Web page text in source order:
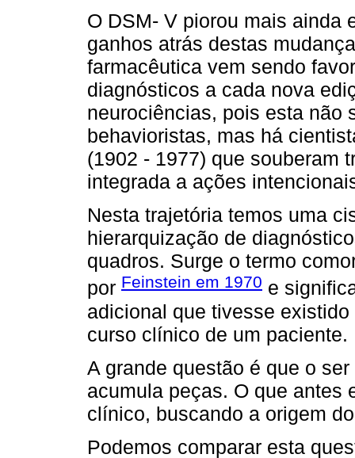
O DSM- V piorou mais ainda
ganhos atrás destas
farmacêutica vem sendo
diagnósticos a cada nova
neurociências, pois esta não
behavioristas, mas há
(1902 - 1977) que souberam
integrada a ações
Nesta trajetória temos uma
hierarquização de
quadros. Surge o termo
por Feinstein em 1970 e
adicional que tivesse
curso clínico de um paciente.
A grande questão é que o
acumula peças. O que antes
clínico, buscando a origem
Podemos comparar esta